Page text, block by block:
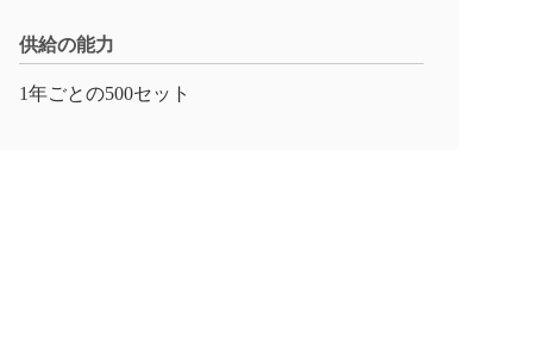
供給の能力
1年ごとの500セット